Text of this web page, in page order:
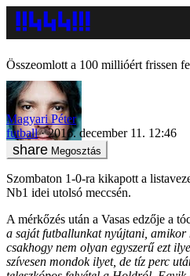
Összeomlott a 100 millióért frissen
Magyari Péter
futball
2016. december 11. 12:46
Megosztás
Szombaton 1-0-ra kikapott a
Nb1 idei utolsó meccsén.
A mérkőzés után a Vasas edzője a
a saját futballunkat nyújtani,
csakhogy nem olyan egyszerű ezt
szívesen mondok ilyet, de tíz perc